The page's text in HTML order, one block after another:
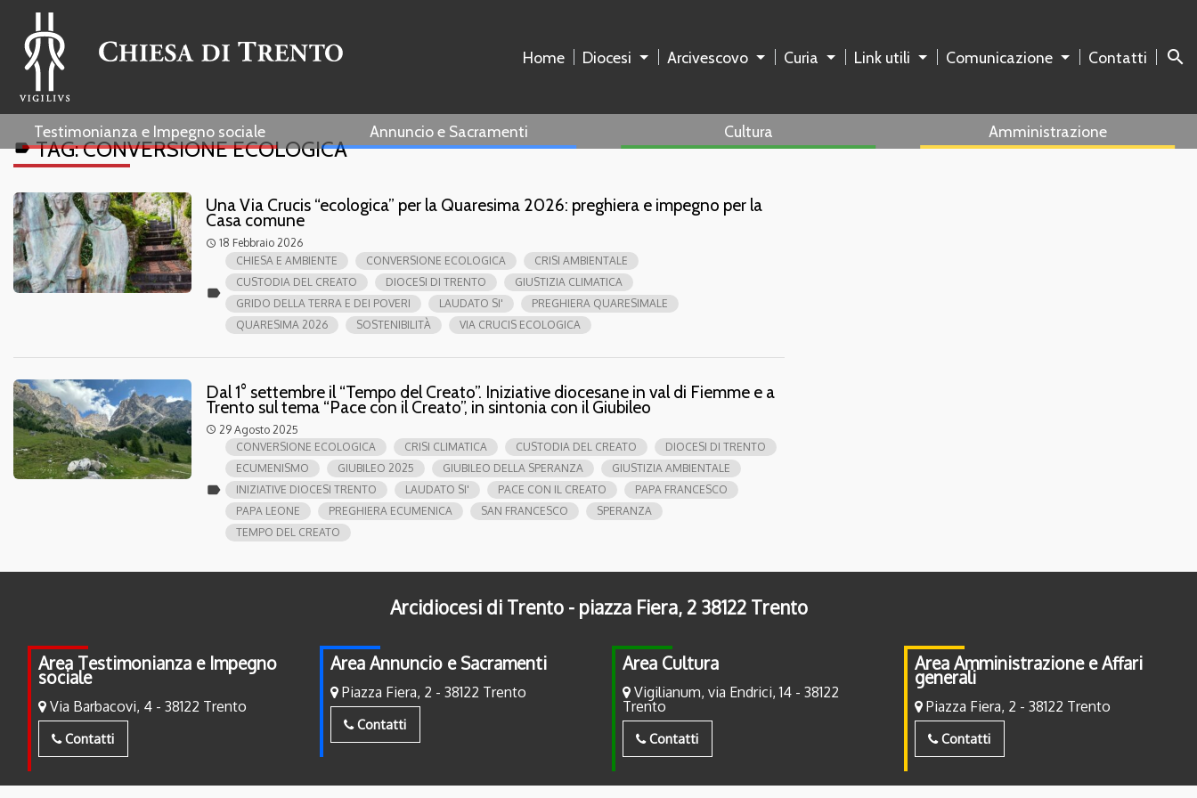
Home Diocesi Arcivescovo Curia Link utili Comunicazione Contatti search
Testimonianza e Impegno sociale Annuncio e Sacramenti Cultura Amministrazione
labelTAG:CONVERSIONE ECOLOGICA
Una Via Crucis “ecologica” per la Quaresima 2026: preghiera e impegno per la
Casa comune
access_time 18 Febbraio 2026
label
CHIESA E AMBIENTE CONVERSIONE ECOLOGICA
CRISI AMBIENTALE
CUSTODIA DEL CREATO
DIOCESI DI TRENTO
GIUSTIZIA CLIMATICA
GRIDO DELLA TERRA E DEI POVERI
LAUDATO SI'
PREGHIERA QUARESIMALE
QUARESIMA 2026
SOSTENIBILITÀ VIA CRUCIS ECOLOGICA
Dal 1° settembre il “Tempo del Creato”. Iniziative diocesane in val di Fiemme e a
Trento sul tema “Pace con il Creato”, in sintonia con il Giubileo
access_time 29 Agosto 2025
label
CONVERSIONE ECOLOGICA CRISI CLIMATICA CUSTODIA DEL CREATO
DIOCESI DI TRENTO
ECUMENISMO
GIUBILEO 2025 GIUBILEO DELLA SPERANZA
GIUSTIZIA AMBIENTALE
INIZIATIVE DIOCESI TRENTO
LAUDATO SI' PACE CON IL CREATO
PAPA FRANCESCO
PAPA LEONE
PREGHIERA ECUMENICA SAN FRANCESCO
SPERANZA
TEMPO DEL CREATO
Arcidiocesi di Trento - piazza Fiera, 2 38122 Trento
Area Testimonianza e Impegno
sociale
Via Barbacovi, 4 - 38122 Trento
Contatti
Area Annuncio e Sacramenti
Piazza Fiera, 2 - 38122 Trento
Contatti
Area Cultura
Vigilianum, via Endrici, 14 - 38122
Trento
Contatti
Area Amministrazione e Affari
generali
Piazza Fiera, 2 - 38122 Trento
Contatti